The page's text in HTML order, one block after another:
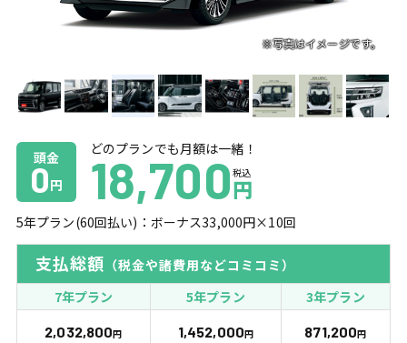
頭金
0円
どのプランでも月額は一緒！
18,700 税込
円
5年プラン(60回払い)：ボーナス33,000円×10回
支払総額 （税金や諸費用などコミコミ）
7年プラン
5年プラン 3年プラン
2,032,800円 1,452,000円 871,200円